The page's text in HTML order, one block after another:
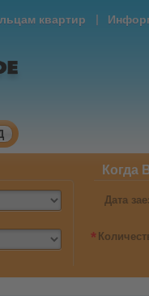
квартир |
Когда
Дата
*